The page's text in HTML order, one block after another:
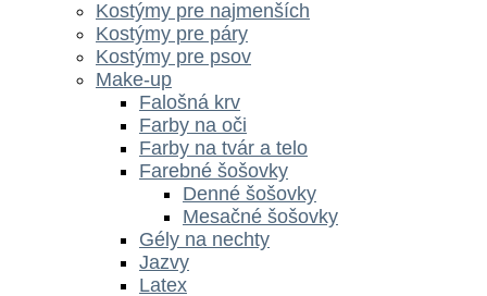
Kostýmy pre najmenších
Kostýmy pre páry
Kostýmy pre psov
Make-up
Falošná krv
Farby na oči
Farby na tvár a telo
Farebné šošovky
Denné šošovky
Mesačné šošovky
Gély na nechty
Jazvy
Latex